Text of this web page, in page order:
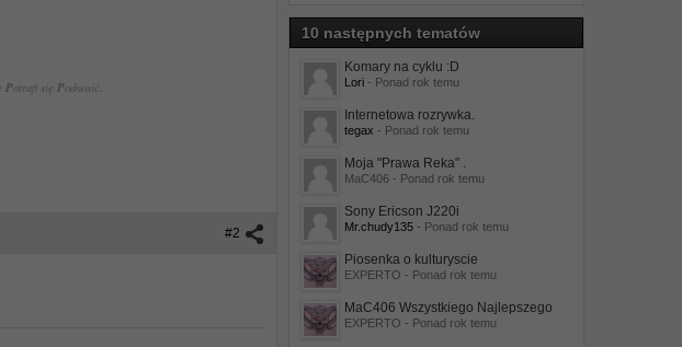
Potrafi się Podnosić
#2
10 następnych tematów
Komary na cyklu :D
Lori- Ponad rok temu
Internetowa rozrywka.
tegax - Ponad rok temu
Moja "Prawa Reka" .
MaC406- Ponad rok temu
Sony Ericson J220i
Mr.chudy135- Ponad rok temu
Piosenka o kulturyscie
EXPERTO - Ponad rok temu
MaC406 Wszystkiego Najlepszego
EXPERTO - Ponad rok temu